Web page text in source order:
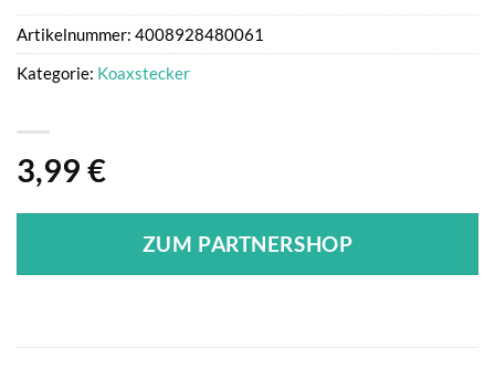
3,99 €
ZUM PARTNERSHOP
Artikelnummer: 4008928480061
Kategorie: Koaxstecker